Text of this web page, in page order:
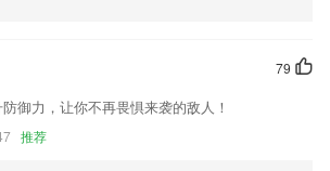
79
御力，让你不再畏惧来袭的敌人！
推荐